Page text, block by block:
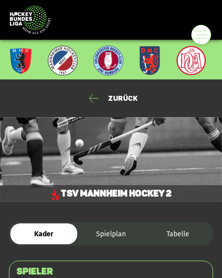
Zurück
TSV Mannheim Hockey 2
Kader Spielplan Tabelle
Spieler